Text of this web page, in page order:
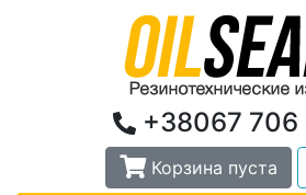
+38067 706
Корзина пуста